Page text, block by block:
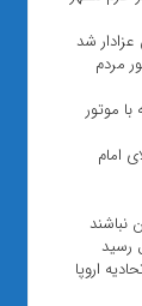
شد
مردم
موتور
امام
نباشند
اروپا